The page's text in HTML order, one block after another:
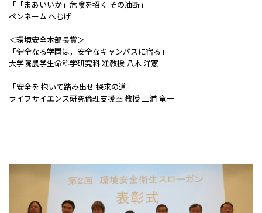
「「まあいいか」危険を招く その油断」
ペンネーム へむげ
＜環境安全本部長賞＞
「健全なる学問は，安全なキャンパスに宿る」
大学院農学生命科学研究科 准教授 八木 洋憲
「安全を 抱いて踏み出せ 探求の道」
ライフサイエンス研究倫理支援室 教授 三浦 竜一